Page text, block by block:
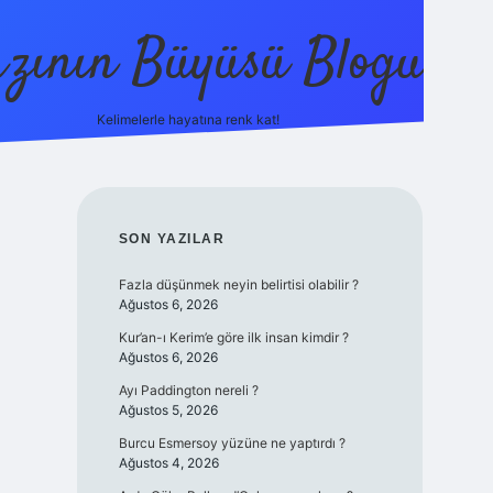
Büyüsü Blogu
Kelimelerle hayatına renk kat!
SIDEBAR
SON YAZILAR
Fazla düşünmek neyin belirtisi olabilir ?
Ağustos 6, 2026
Kur’an-ı Kerim’e göre ilk insan kimdir ?
Ağustos 6, 2026
Ayı Paddington nereli ?
Ağustos 5, 2026
Burcu Esmersoy yüzüne ne yaptırdı ?
Ağustos 4, 2026